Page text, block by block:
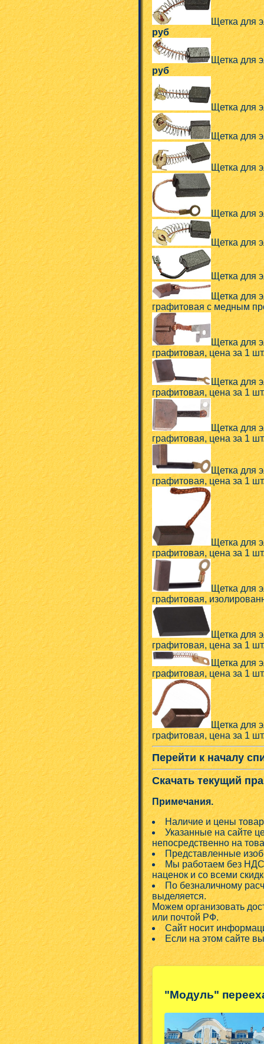
Щетка для
руб
Щетка для
руб
Щетка для
Щетка для
Щетка для
Щетка для
Щетка для
Щетка для
Щетка для
графитовая с медным
Щетка для
графитовая, цена за 1
Щетка для
графитовая, цена за 1
Щетка для
графитовая, цена за 1
Щетка для
графитовая, цена за 1
Щетка для
графитовая, цена за 1
Щетка для
графитовая,
Щетка для
графитовая, цена за 1
Щетка для
графитовая, цена за 1
Щетка для
графитовая, цена за 1
Перейти к началу
Скачать текущий
Примечания.
Наличие и цены
Указанные на сайте
непосредственно на
Представленные
Мы работаем без
наценок и со всеми
По безналичному
выделяется.
Можем организовать
или почтой РФ.
Сайт носит
Если на этом сайте
"Модуль"